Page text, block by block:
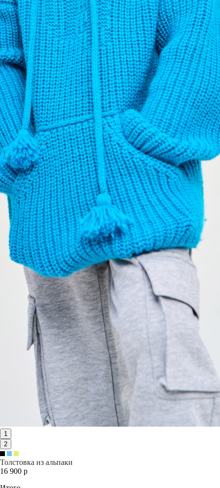
1
2
Толстовка из альпаки
16 900 р